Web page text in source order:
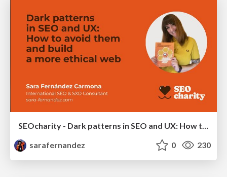
SEOcharity - Dark patterns in SEO and UX: How to avoid them and build a more ethical web
sarafernandez
0 230